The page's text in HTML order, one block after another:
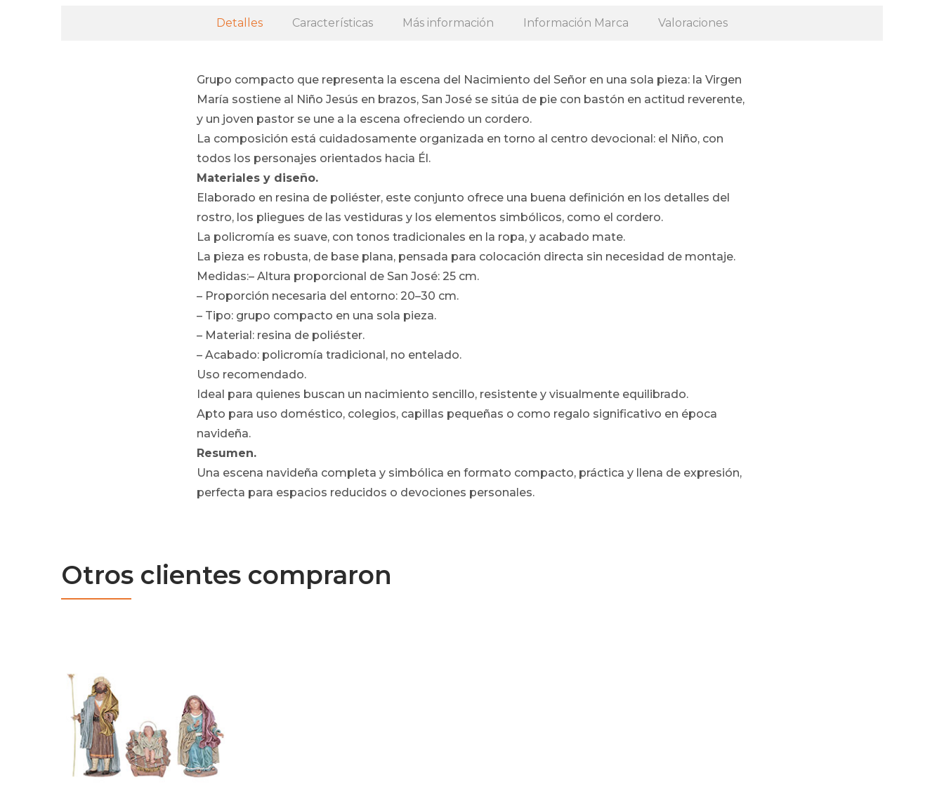
Detalles Características Más información Información Marca Valoraciones
Grupo compacto que representa la escena del Nacimiento del Señor en una sola pieza: la Virgen
María sostiene al Niño Jesús en brazos, San José se sitúa de pie con bastón en actitud reverente,
y un joven pastor se une a la escena ofreciendo un cordero.
La composición está cuidadosamente organizada en torno al centro devocional: el Niño, con
todos los personajes orientados hacia Él.
Materiales y diseño.
Elaborado en resina de poliéster, este conjunto ofrece una buena definición en los detalles del
rostro, los pliegues de las vestiduras y los elementos simbólicos, como el cordero.
La policromía es suave, con tonos tradicionales en la ropa, y acabado mate.
La pieza es robusta, de base plana, pensada para colocación directa sin necesidad de montaje.
Medidas:– Altura proporcional de San José: 25 cm.
– Proporción necesaria del entorno: 20–30 cm.
– Tipo: grupo compacto en una sola pieza.
– Material: resina de poliéster.
– Acabado: policromía tradicional, no entelado.
Uso recomendado.
Ideal para quienes buscan un nacimiento sencillo, resistente y visualmente equilibrado.
Apto para uso doméstico, colegios, capillas pequeñas o como regalo significativo en época
navideña.
Resumen.
Una escena navideña completa y simbólica en formato compacto, práctica y llena de expresión,
perfecta para espacios reducidos o devociones personales.
Otros clientes compraron